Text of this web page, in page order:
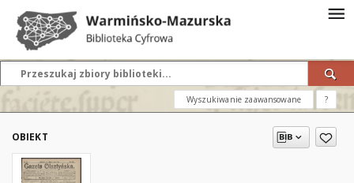
Wyszukiwanie zaawansowane ?
OBIEKT